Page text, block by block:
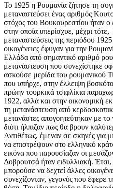
Το 1925 η Ρουμανία ζήτησε τη
μεταναστεύσει ένας αριθμός
στόχος του Βουκουρεστίου ήταν ο
στην οποία υπερίσχυε, μέχρι τότε,
μεταναστεύσεις της περιόδου
οικογένειες έφυγαν για την
Ελλάδα από σημαντικό αριθμό
μετανάστευση που συνεχίστηκε
ασκούσε μερίδα του ρουμανικού
που υπήρχε, στην έλλειψη
πρώην τουρκικά τσιφλίκια
1922, αλλά και στην οικονομική
τη μετανάστευση από
μετανάστες απογοητεύτηκαν με
διότι ήλπιζαν πως θα βρουν
Αντιθέτως, έμεναν σε σκηνές για
να επιστρέψουν στο ελληνικό
εικόνα που παρουσίαζαν οι
Δοβρουτσά ήταν ειδυλλιακή.
μπορούσε να δεχτεί άλλες
συνεχίζονταν, γεγονός που έφερε